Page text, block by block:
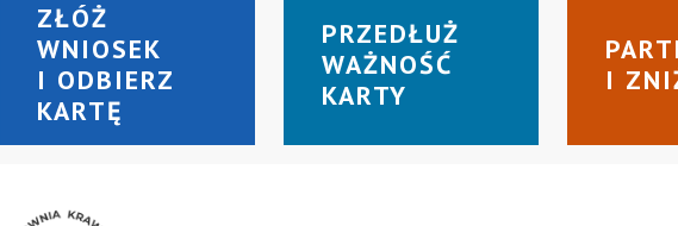
ZŁÓŻ
WNIOSEK
I ODBIERZ
KARTĘ
PRZEDŁUŻ
WAŻNOŚĆ
KARTY
I